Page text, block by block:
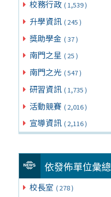
校務行政 ( 1,539 )
升學資訊 ( 245 )
獎助學金 ( 37 )
南門之星 ( 25 )
南門之光 ( 547 )
研習資訊 ( 1,735 )
活動競賽 ( 2,016 )
宣導資訊 ( 2,116 )
依發佈單位彙總
校長室 ( 278 )